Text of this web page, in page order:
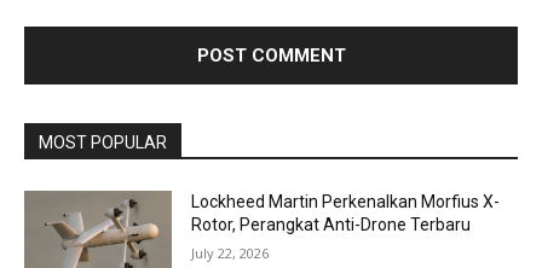
MOST POPULAR
Lockheed Martin Perkenalkan Morfius X-
Rotor, Perangkat Anti-Drone Terbaru
July 22, 2026